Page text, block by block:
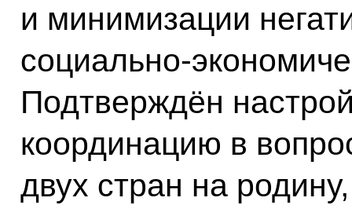
и минимизации
Подтверждён
координацию в
двух стран на